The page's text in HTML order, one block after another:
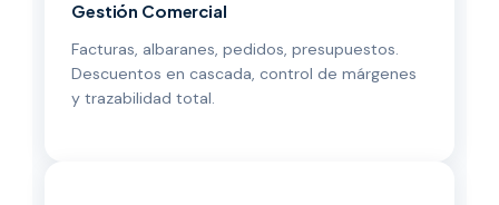
Gestión Comercial
Facturas, albaranes, pedidos, presupuestos.
Descuentos en cascada, control de márgenes
y trazabilidad total.